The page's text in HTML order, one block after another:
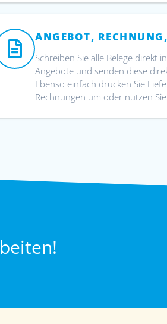
ANGEBOT,
Schreiben Sie alle Belege direkt
Angebote und senden diese
Ebenso einfach drucken Sie
Rechnungen um oder nutzen